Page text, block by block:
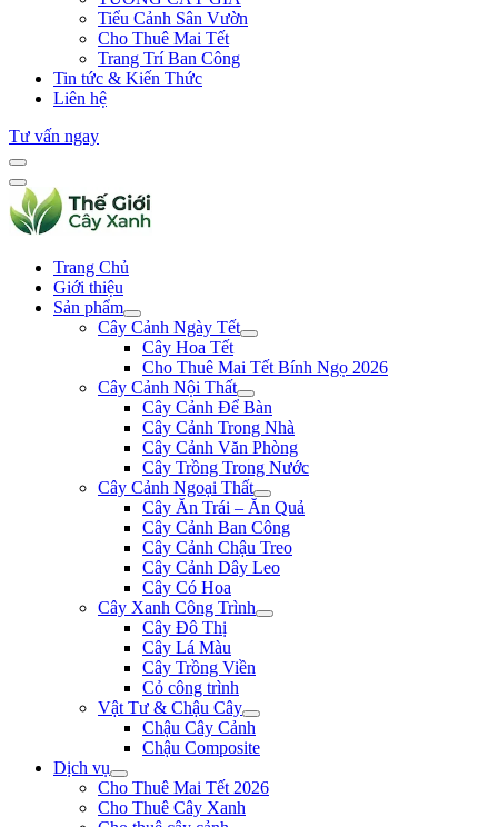
Tiểu Cảnh Sân Vườn
Cho Thuê Mai Tết
Trang Trí Ban Công
Tin tức & Kiến Thức
Liên hệ
Tư vấn ngay
Trang Chủ
Giới thiệu
Sản phẩm
Cây Cảnh Ngày Tết
Cây Hoa Tết
Cho Thuê Mai Tết Bính Ngọ 2026
Cây Cảnh Nội Thất
Cây Cảnh Để Bàn
Cây Cảnh Trong Nhà
Cây Cảnh Văn Phòng
Cây Trồng Trong Nước
Cây Cảnh Ngoại Thất
Cây Ăn Trái – Ăn Quả
Cây Cảnh Ban Công
Cây Cảnh Chậu Treo
Cây Cảnh Dây Leo
Cây Có Hoa
Cây Xanh Công Trình
Cây Đô Thị
Cây Lá Màu
Cây Trồng Viền
Cỏ công trình
Vật Tư & Chậu Cây
Chậu Cây Cảnh
Chậu Composite
Dịch vụ
Cho Thuê Mai Tết 2026
Cho Thuê Cây Xanh